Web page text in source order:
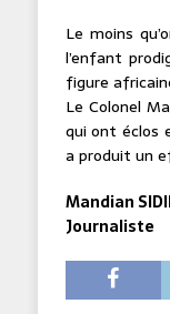
Le moins
l’enfant
figure
Le Colonel
qui ont éclos
a produit un
Mandian
Journaliste